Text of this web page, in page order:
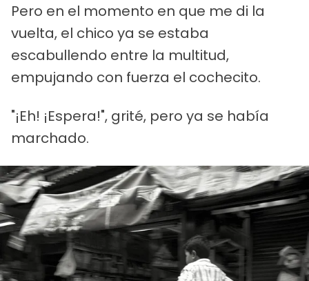
Pero en el momento en que me di la
vuelta, el chico ya se estaba
escabullendo entre la multitud,
empujando con fuerza el cochecito.
"¡Eh! ¡Espera!", grité, pero ya se había
marchado.